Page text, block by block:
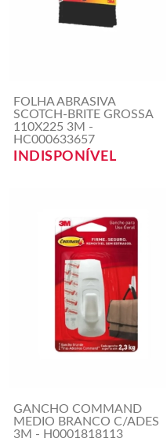
FOLHA ABRASIVA
SCOTCH-BRITE GROSSA
110X225 3M -
HC000633657
INDISPONÍVEL
GANCHO COMMAND
MEDIO BRANCO C/ADES
3M - H0001818113